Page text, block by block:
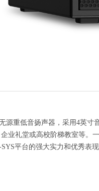
源重低音扬声器，采用4英
业礼堂或高校阶梯教室等。
平台的强大实力和优秀表